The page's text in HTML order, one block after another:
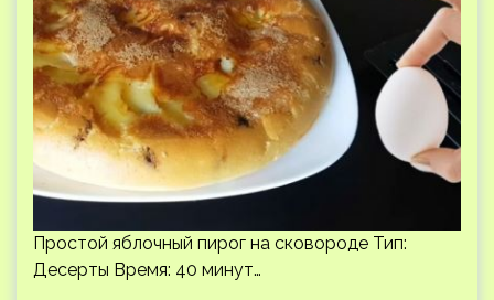
Простой яблочный пирог на сковороде Тип:
Десерты Время: 40 минут…